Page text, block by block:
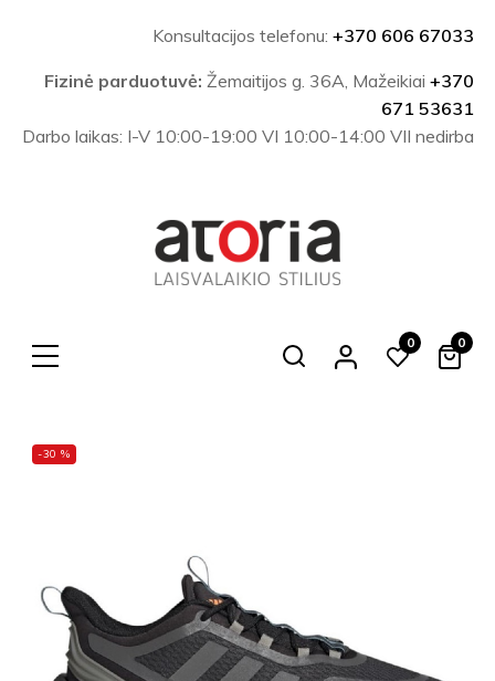
Konsultacijos telefonu: +370 606 67033
Fizinė parduotuvė: Žemaitijos g. 36A, Mažeikiai +370
671 53631
Darbo laikas: I-V 10:00-19:00 VI 10:00-14:00 VII nedirba
Search
0 0
-30 %